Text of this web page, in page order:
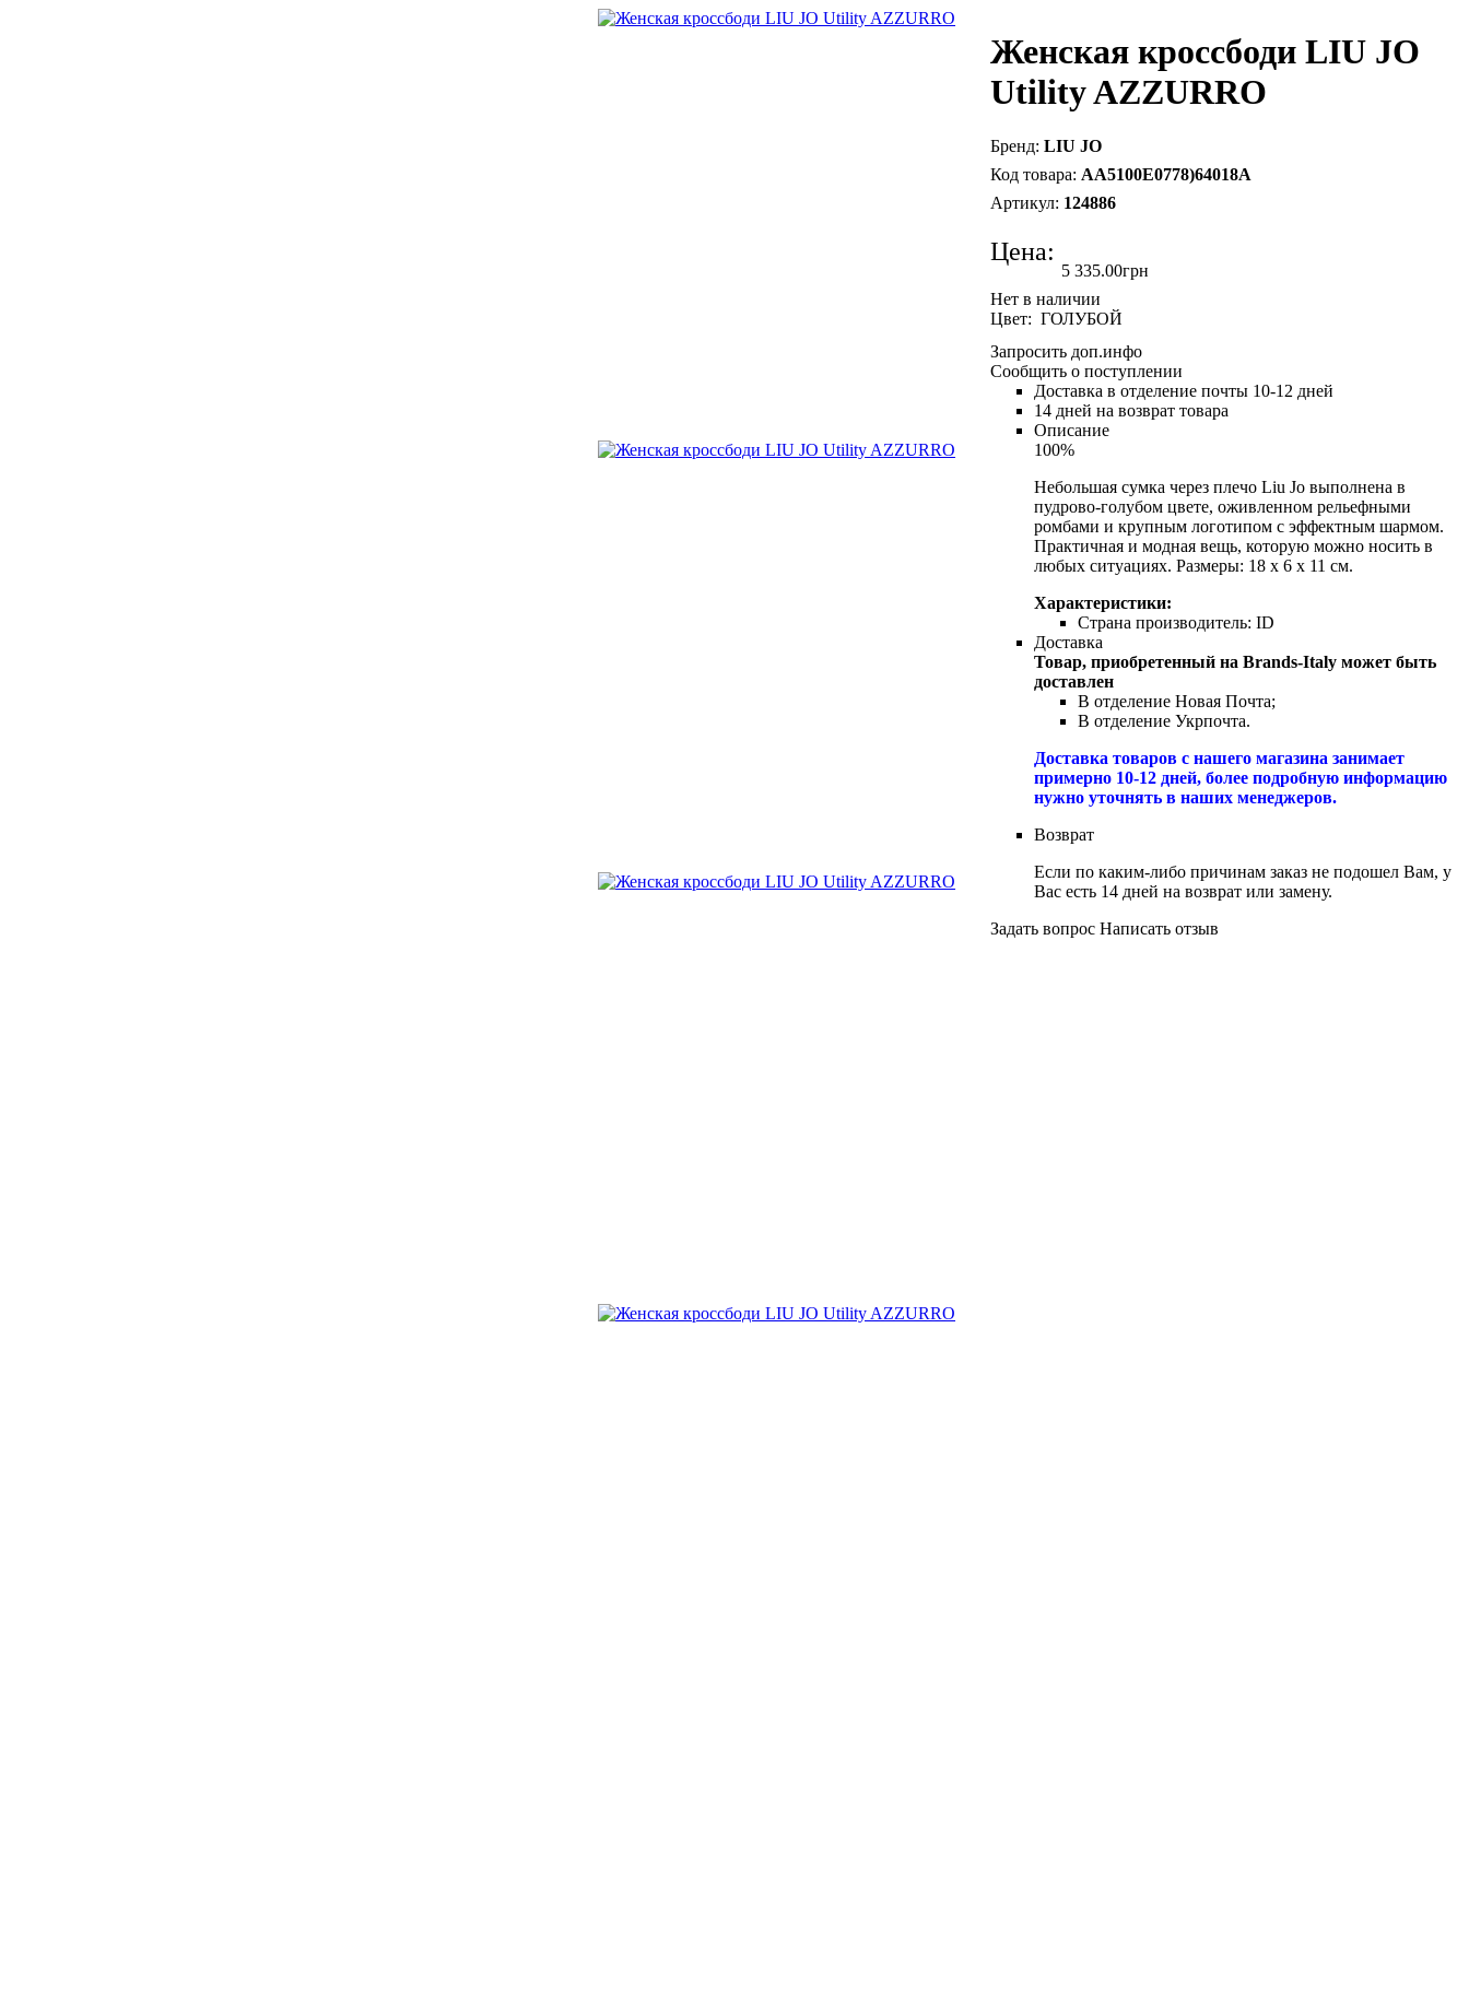
Женская кроссбоди LIU JO
Utility AZZURRO
LIU JO
AA5100E0778)64018A
124886
Цена:
5 335.00грн
Цвет: ГОЛУБОЙ
Запросить доп.инфо
Сообщить о поступлении
Доставка в отделение почты 10-12 дней
14 дней на возврат товара
Описание
100%
Небольшая сумка через плечо Liu Jo выполнена в
пудрово-голубом цвете, оживленном рельефными
ромбами и крупным логотипом с эффектным шармом.
Практичная и модная вещь, которую можно носить в
любых ситуациях. Размеры: 18 x 6 x 11 см.
Характеристики:
Страна производитель:ID
Доставка
Товар, приобретенный на Brands-Italy может быть
доставлен
В отделение Новая Почта;
В отделение Укрпочта.
Доставка товаров с нашего магазина занимает
примерно 10-12 дней, более подробную информацию
нужно уточнять в наших менеджеров.
Возврат
Если по каким-либо причинам заказ не подошел Вам, у
Вас есть 14 дней на возврат или замену.
Задать вопрос Написать отзыв